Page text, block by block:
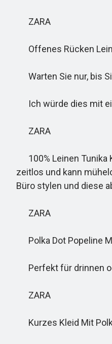
ZARA
Offenes Rücken
Warten Sie nur, bis
Ich würde dies mit
ZARA
100% Leinen Tunika
zeitlos und kann
Büro stylen und diese
ZARA
Polka Dot Popeline
Perfekt für drinnen
ZARA
Kurzes Kleid Mit